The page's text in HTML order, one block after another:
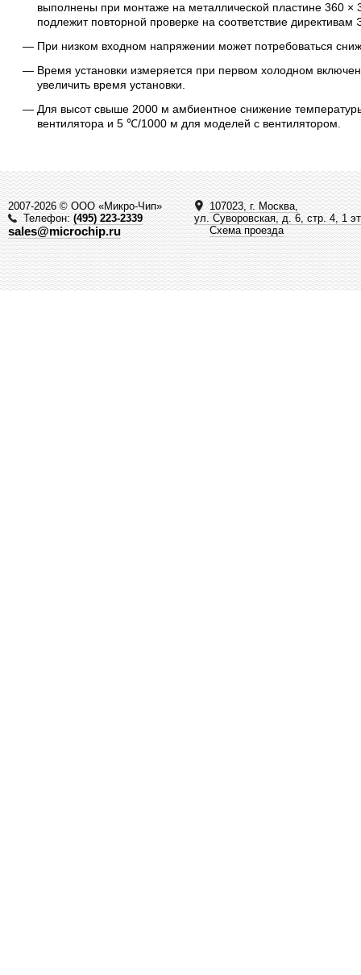
выполнены при монтаже на металлической пластине 360
подлежит повторной проверке на соответствие
При низком входном напряжении может потребоваться
Время установки измеряется при первом холодном
увеличить время установки.
Для высот свыше 2000 м амбиентное снижение
вентилятора и 5 ℃/1000 м для моделей с вентилятором.
2007-2026 © ООО «Микро-Чип»
Телефон:(495) 223-2339
sales@microchip.ru
107023, г. Москва,
ул. Суворовская, д. 6, стр. 4, 1
Схема проезда